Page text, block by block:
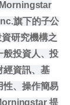
旗下的子公
研究機構之
般投資人、投
經資訊、基
性、操作簡易
提